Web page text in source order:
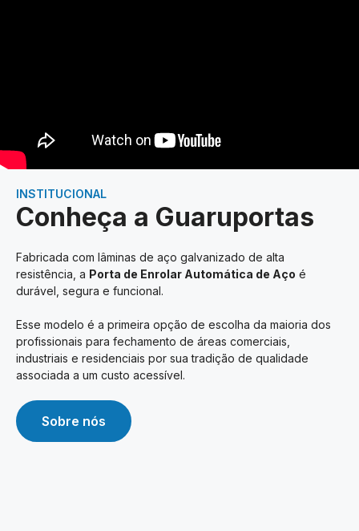
INSTITUCIONAL
Conheça a Guaruportas
Fabricada com lâminas de aço galvanizado de alta
resistência, a Porta de Enrolar Automática de Aço é
durável, segura e funcional.
Esse modelo é a primeira opção de escolha da maioria dos
profissionais para fechamento de áreas comerciais,
industriais e residenciais por sua tradição de qualidade
associada a um custo acessível.
Sobre nós